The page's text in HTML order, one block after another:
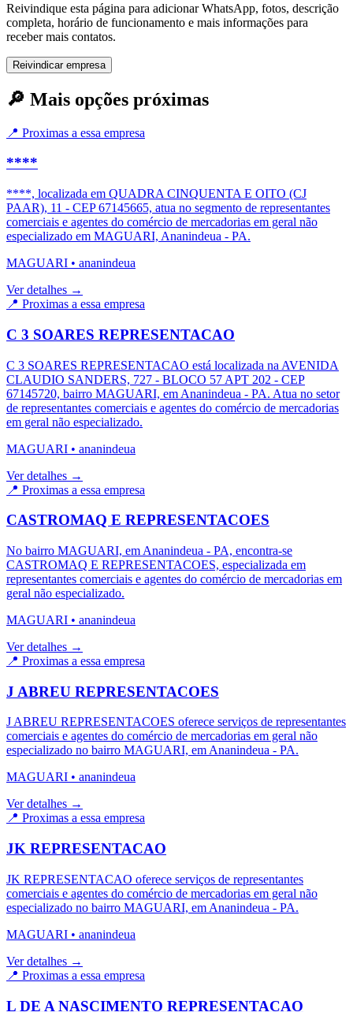
Reivindique esta página para adicionar WhatsApp, fotos, descrição
completa, horário de funcionamento e mais informações para
receber mais contatos.
Reivindicar empresa
🔎 Mais opções próximas
📍 Proximas a essa empresa
****
****, localizada em QUADRA CINQUENTA E OITO (CJ
PAAR), 11 - CEP 67145665, atua no segmento de representantes
comerciais e agentes do comércio de mercadorias em geral não
especializado em MAGUARI, Ananindeua - PA.
MAGUARI • ananindeua
Ver detalhes →
📍 Proximas a essa empresa
C 3 SOARES REPRESENTACAO
C 3 SOARES REPRESENTACAO está localizada na AVENIDA
CLAUDIO SANDERS, 727 - BLOCO 57 APT 202 - CEP
67145720, bairro MAGUARI, em Ananindeua - PA. Atua no setor
de representantes comerciais e agentes do comércio de mercadorias
em geral não especializado.
MAGUARI • ananindeua
Ver detalhes →
📍 Proximas a essa empresa
CASTROMAQ E REPRESENTACOES
No bairro MAGUARI, em Ananindeua - PA, encontra-se
CASTROMAQ E REPRESENTACOES, especializada em
representantes comerciais e agentes do comércio de mercadorias em
geral não especializado.
MAGUARI • ananindeua
Ver detalhes →
📍 Proximas a essa empresa
J ABREU REPRESENTACOES
J ABREU REPRESENTACOES oferece serviços de representantes
comerciais e agentes do comércio de mercadorias em geral não
especializado no bairro MAGUARI, em Ananindeua - PA.
MAGUARI • ananindeua
Ver detalhes →
📍 Proximas a essa empresa
JK REPRESENTACAO
JK REPRESENTACAO oferece serviços de representantes
comerciais e agentes do comércio de mercadorias em geral não
especializado no bairro MAGUARI, em Ananindeua - PA.
MAGUARI • ananindeua
Ver detalhes →
📍 Proximas a essa empresa
L DE A NASCIMENTO REPRESENTACAO